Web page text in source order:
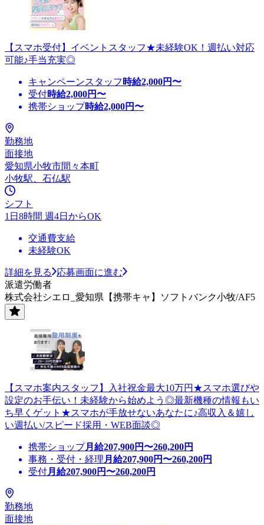
【スマホ受付】イベントスタッフ★未経験OK！週払い対応
可能♪手当充実◎
キャンペーンスタッフ 時給2,000円〜
受付時給2,000円〜
携帯ショップ時給2,000円〜
勤務地
面接地
愛知県小牧市間々本町
小牧駅、石仏駅
シフト
1日8時間 週4日からOK
交通費支給
未経験OK
詳細を見る
応募画面に進む
派遣労働者
株式会社シエロ_愛知県【携帯キャ】ソフトバンク小牧/AF5
【スマホ案内スタッフ】入社祝金最大10万円★スマホ選びや
設定のお手伝い！未経験から始めよう◎最新機種の情報もい
ち早くゲット★スマホが手放せないあなたに♪高収入＆嬉し
い週払い/スピード採用・WEB面談◎
携帯ショップ月給207,900円〜260,200円
事務・受付・経理 月給207,900円〜260,200円
受付月給207,900円〜260,200円
勤務地
面接地